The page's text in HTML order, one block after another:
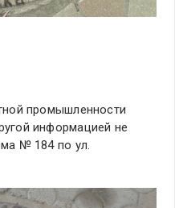
промышленности
информацией не
№ 184 по ул.